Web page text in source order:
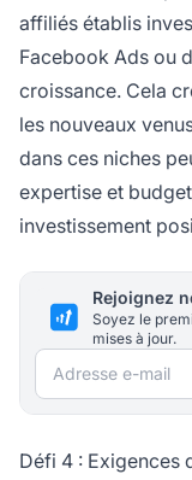
affiliés établis
Facebook Ads ou
croissance. Cela
les nouveaux
dans ces niches
expertise et
investissement
Rejoignez
Soyez le
mises à jour.
Adresse e-mail
Défi 4 : Exigences